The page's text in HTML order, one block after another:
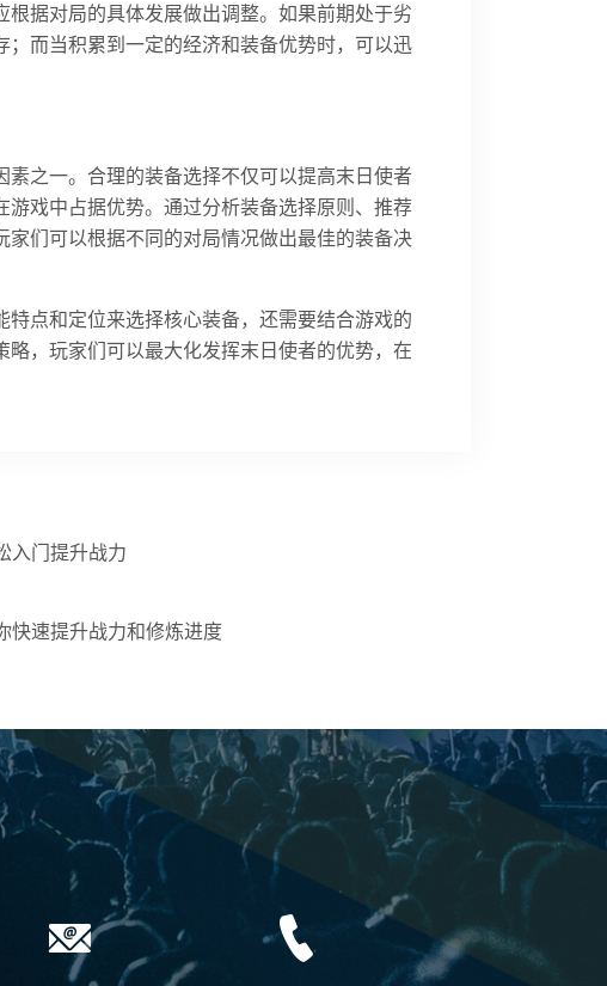
据对局的具体发展做出调整。如果前期处于劣
而当积累到一定的经济和装备优势时，可以迅
之一。合理的装备选择不仅可以提高末日使者
戏中占据优势。通过分析装备选择原则、推荐
们可以根据不同的对局情况做出最佳的装备决
点和定位来选择核心装备，还需要结合游戏的
，玩家们可以最大化发挥末日使者的优势，在
入门提升战力
快速提升战力和修炼进度